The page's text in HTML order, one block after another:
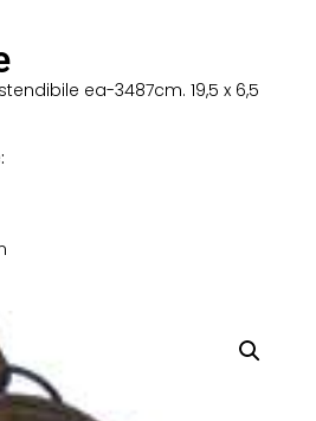
ea-3487cm. 19,5 x 6,5